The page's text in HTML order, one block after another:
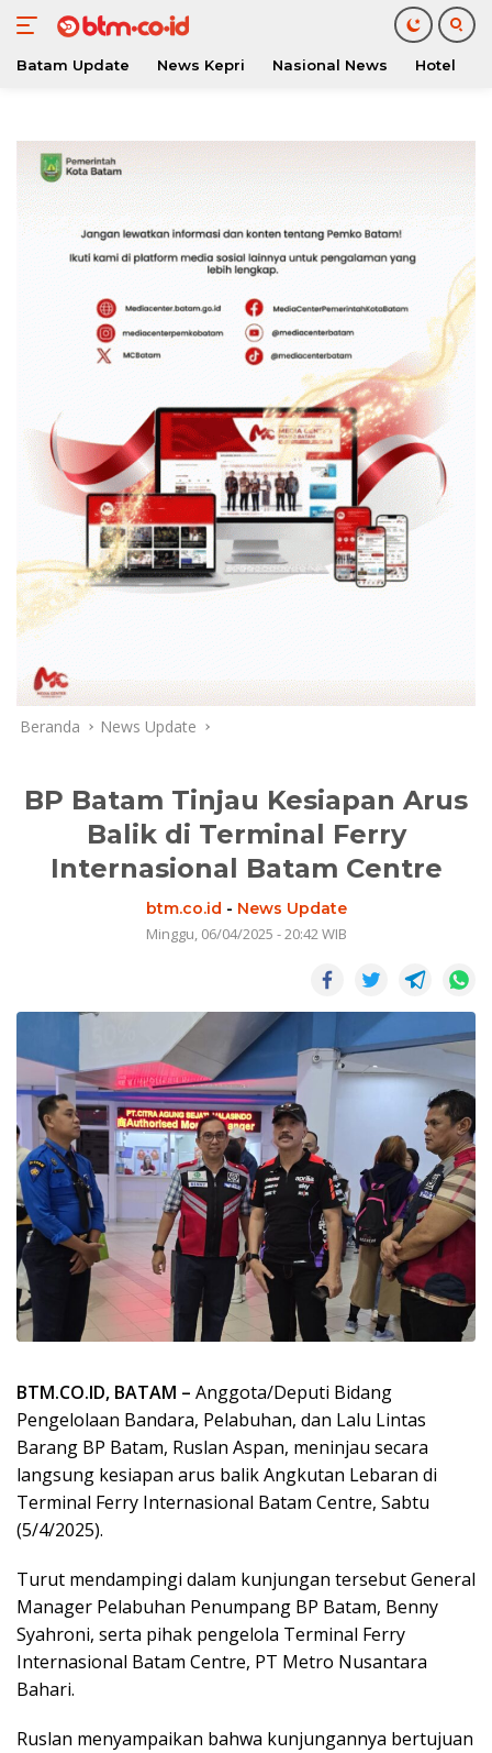
konten
Batam Update News Kepri Nasional News Hotel
Beranda News Update
BP Batam Tinjau Kesiapan Arus
Balik di Terminal Ferry
Internasional Batam Centre
btm.co.id - News Update
Minggu, 06/04/2025 - 20:42 WIB
BTM.CO.ID, BATAM – Anggota/Deputi Bidang
Pengelolaan Bandara, Pelabuhan, dan Lalu Lintas
Barang BP Batam, Ruslan Aspan, meninjau secara
langsung kesiapan arus balik Angkutan Lebaran di
Terminal Ferry Internasional Batam Centre, Sabtu
(5/4/2025).
Turut mendampingi dalam kunjungan tersebut General
Manager Pelabuhan Penumpang BP Batam, Benny
Syahroni, serta pihak pengelola Terminal Ferry
Internasional Batam Centre, PT Metro Nusantara
Bahari.
Ruslan menyampaikan bahwa kunjungannya bertujuan